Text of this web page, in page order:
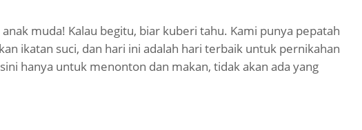
muda! Kalau begitu, biar kuberi tahu. Kami punya pepatah
ikatan suci, dan hari ini adalah hari terbaik untuk pernikahan
hanya untuk menonton dan makan, tidak akan ada yang